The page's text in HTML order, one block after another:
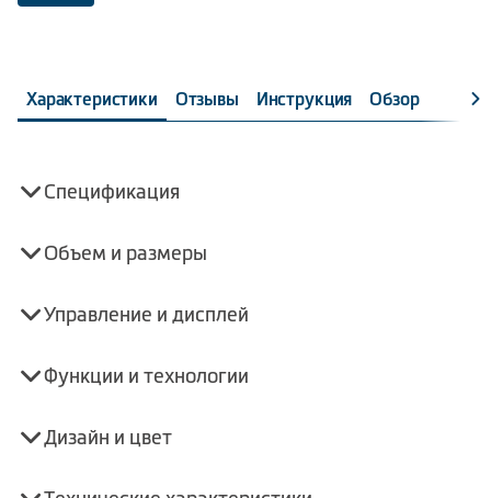
Характеристики Отзывы Инструкция Обзор
Спецификация
Объем и размеры
Управление и дисплей
Функции и технологии
Дизайн и цвет